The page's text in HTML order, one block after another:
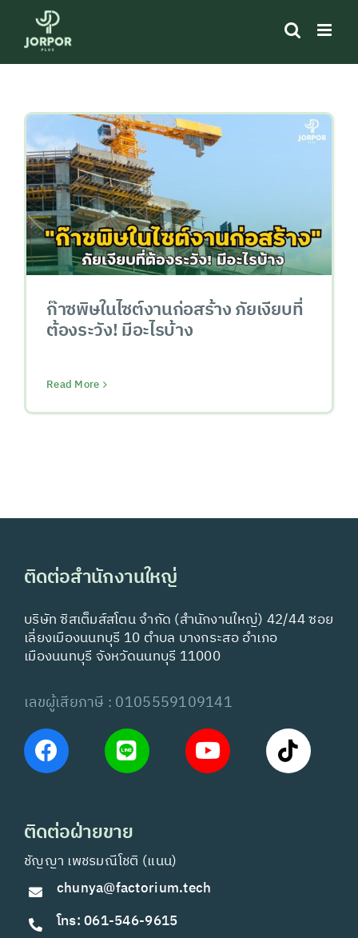
content
ก๊าซพิษในไซต์งานก่อสร้าง ภัยเงียบที่
ต้องระวัง! มีอะไรบ้าง
Read More
ติดต่อสำนักงานใหญ่
บริษัท ซิสเต็มส์สโตน จำกัด (สำนักงานใหญ่) 42/44 ซอย
เลี่ยงเมืองนนทบุรี 10 ตำบล บางกระสอ อำเภอ
เมืองนนทบุรี จังหวัดนนทบุรี 11000
เลขผู้เสียภาษี : 0105559109141
ติดต่อฝ่ายขาย
ชัญญา เพชรมณีโชติ (แนน)
chunya@factorium.tech
โทร: 061-546-9615